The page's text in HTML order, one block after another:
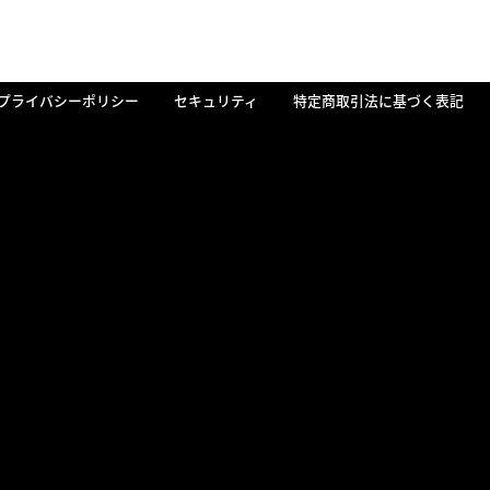
ライバシーポリシー セキュリティ 特定商取引法に基づく表記